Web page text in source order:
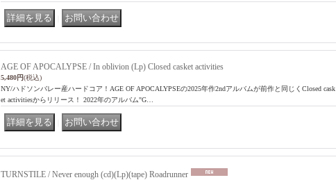
AGE OF APOCALYPSE / In oblivion (Lp) Closed casket activities
5,480円(税込)
NY/ハドソンバレー産ハードコア！AGE OF APOCALYPSEの2025年作2ndアルバムが前作と同じくClosed cask
et activitiesからリリース！ 2022年のアルバム"G…
TURNSTILE / Never enough (cd)(Lp)(tape) Roadrunner